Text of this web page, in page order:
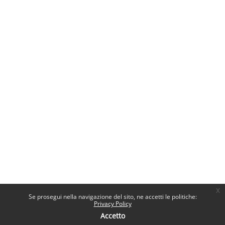
Se prosegui nella navigazione del sito, ne accetti le politiche:
Privacy Policy
Accetto
x